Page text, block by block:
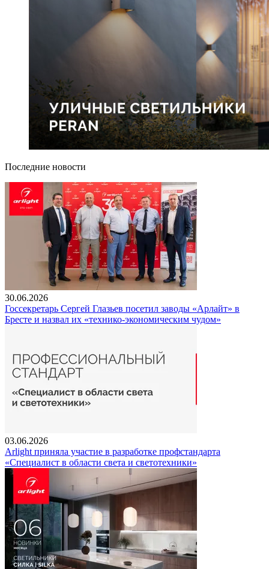
Последние новости
30.06.2026
Госсекретарь Сергей Глазьев посетил заводы «Арлайт» в
Бресте и назвал их «технико-экономическим чудом»
03.06.2026
Arlight приняла участие в разработке профстандарта
«Специалист в области света и светотехники»